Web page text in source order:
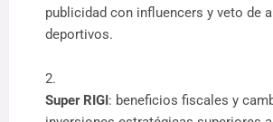
publicidad con influencers y veto de
deportivos.
Super RIGI: beneficios fiscales y